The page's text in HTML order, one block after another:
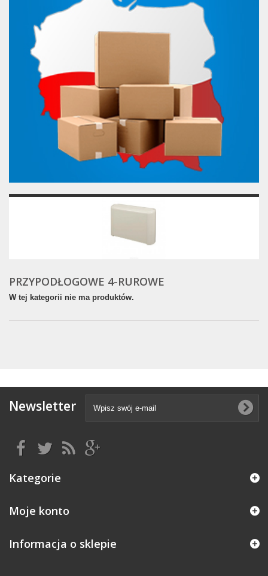
PRZYPODŁOGOWE 4-RUROWE
W tej kategorii nie ma produktów.
Newsletter
Kategorie
Moje konto
Informacja o sklepie